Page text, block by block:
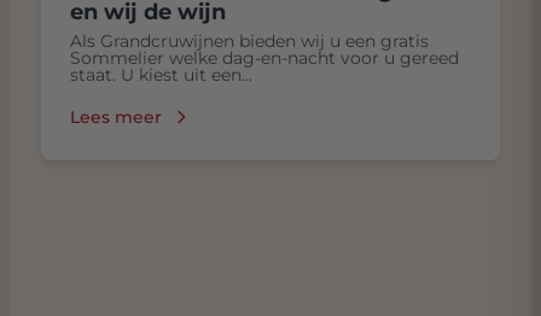
en wij de wijn
Als Grandcruwijnen bieden wij u een gratis
Sommelier welke dag-en-nacht voor u gereed
staat. U kiest uit een...
Lees meer